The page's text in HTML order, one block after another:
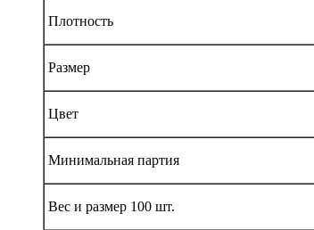
Плотность
Размер
Цвет
Минимальная партия
Вес и размер 100 шт.